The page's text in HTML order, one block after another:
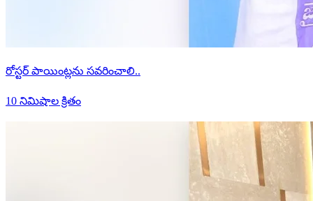
రోస్టర్ పాయింట్లను సవరించాలి..
10 నిమిషాల క్రితం